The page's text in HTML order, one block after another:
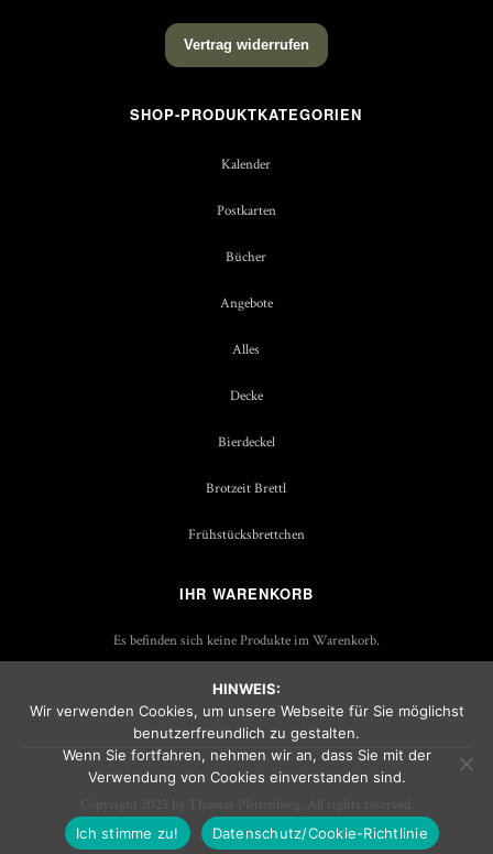
Vertrag widerrufen
SHOP-PRODUKTKATEGORIEN
Kalender
Postkarten
Bücher
Angebote
Alles
Decke
Bierdeckel
Brotzeit Brettl
Frühstücksbrettchen
IHR WARENKORB
Es befinden sich keine Produkte im Warenkorb.
HINWEIS:
Wir verwenden Cookies, um unsere Webseite für Sie möglichst
benutzerfreundlich zu gestalten.
Wenn Sie fortfahren, nehmen wir an, dass Sie mit der
Verwendung von Cookies einverstanden sind.
Ich stimme zu! Datenschutz/Cookie-Richtlinie